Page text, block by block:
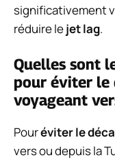
significativement
réduire lejet lag.
Quelles sont
pour éviter le
voyageant
Pouréviter le
vers ou depuis la